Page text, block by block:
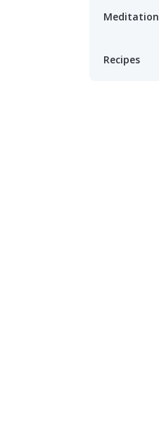
Meditation
Recipes